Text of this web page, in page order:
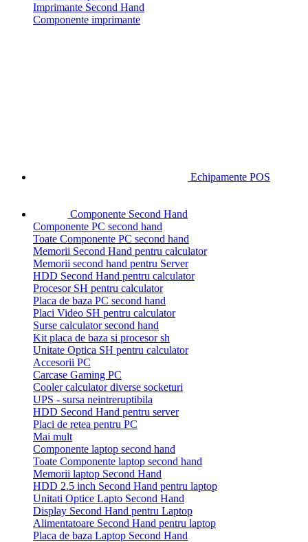
Imprimante Second Hand
Componente imprimante
Echipamente POS
Componente Second Hand
Componente PC second hand
Toate Componente PC second hand
Memorii Second Hand pentru calculator
Memorii second hand pentru Server
HDD Second Hand pentru calculator
Procesor SH pentru calculator
Placa de baza PC second hand
Placi Video SH pentru calculator
Surse calculator second hand
Kit placa de baza si procesor sh
Unitate Optica SH pentru calculator
Accesorii PC
Carcase Gaming PC
Cooler calculator diverse socketuri
UPS - sursa neintreruptibila
HDD Second Hand pentru server
Placi de retea pentru PC
Mai mult
Componente laptop second hand
Toate Componente laptop second hand
Memorii laptop Second Hand
HDD 2.5 inch Second Hand pentru laptop
Unitati Optice Lapto Second Hand
Display Second Hand pentru Laptop
Alimentatoare Second Hand pentru laptop
Placa de baza Laptop Second Hand